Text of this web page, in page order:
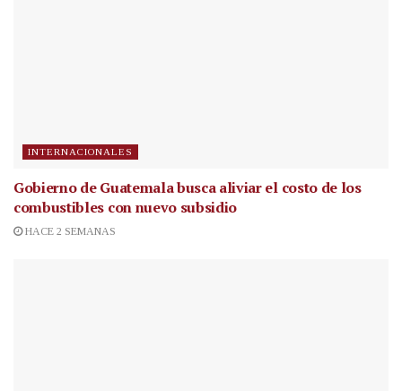
INTERNACIONALES
Gobierno de Guatemala busca aliviar el costo de los
combustibles con nuevo subsidio
HACE 2 SEMANAS